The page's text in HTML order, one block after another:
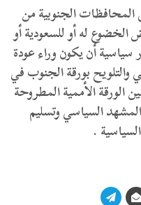
الجنوبية من
له أو للسعودية أو
أن يكون وراء عودة
والتلويح بورقة الجنوب في
الأممية المطروحة
السياسي وتسليم
.